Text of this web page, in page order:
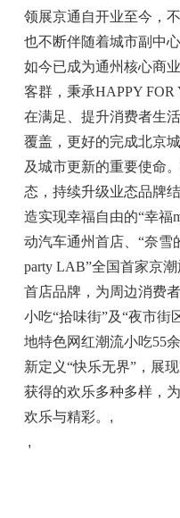
领展京通自开业至今，
也不断伴随着城市副中
如今已成为通州核心商
客群，秉承HAPPY FOR
在满足、提升消费者生
覆盖，更好的完成北京
及城市更新的重要使命
态，持续升级业态品牌
造实现幸福自由的“幸福
动汽车通州首店、 “奈雪
party LAB”全国首家京
首店品牌，为周边消费
小吃“拾味街”及“夜市街
地特色网红潮流小吃55
新定义“快乐无界”，展
获得的欢乐多种多样，
欢乐与精彩。 ,
,